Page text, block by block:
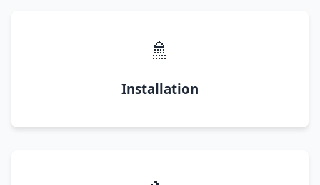
🚿
Installation